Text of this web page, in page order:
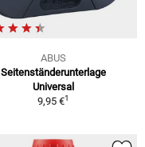
ABUS
Seitenständerunterlage
Universal
9,95 €1